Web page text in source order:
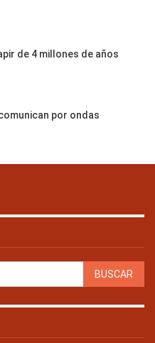
de 4 millones de años
por ondas